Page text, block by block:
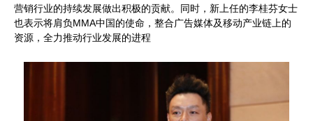
营销行业的持续发展做出积极的贡献。同时，新上任的李桂芬女士
也表示将肩负MMA中国的使命，整合广告媒体及移动产业链上的
资源，全力推动行业发展的进程